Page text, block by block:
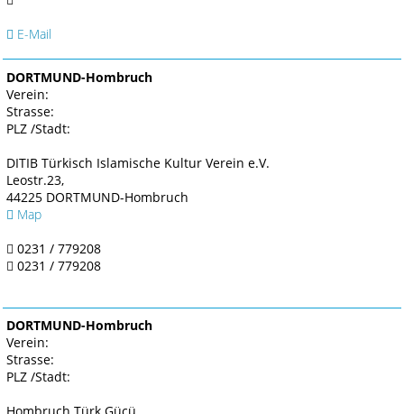
E-Mail
DORTMUND-Hombruch
Verein:
Strasse:
PLZ /Stadt:
DITIB Türkisch Islamische Kultur Verein e.V.
Leostr.23,
44225 DORTMUND-Hombruch
Map
0231 / 779208
0231 / 779208
DORTMUND-Hombruch
Verein:
Strasse:
PLZ /Stadt: